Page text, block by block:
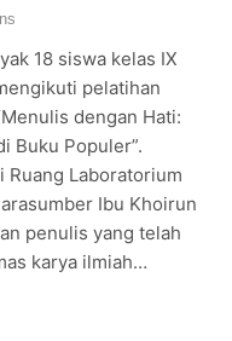
18 siswa kelas IX
pelatihan
dengan Hati:
Buku Populer”.
Ruang Laboratorium
Ibu Khoirun
penulis yang telah
karya ilmiah…